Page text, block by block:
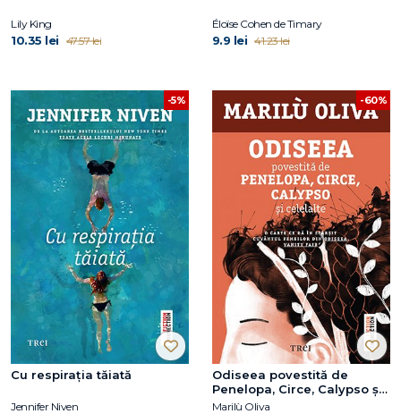
Lily King
10.35 lei 47.57 lei
Éloïse Cohen de Timary
9.9 lei 41.23 lei
-5%
Cu respirația tăiată
Jennifer Niven
-60%
Odiseea povestită de
Penelopa, Circe, Calypso și
celelalte
Marilù Oliva